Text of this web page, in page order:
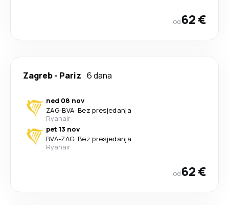
od62 €
Zagreb- Pariz 6 dana
ned 08 nov
ZAG-BVA· Bez presjedanja
Ryanair
pet 13 nov
BVA-ZAG· Bez presjedanja
Ryanair
od62 €